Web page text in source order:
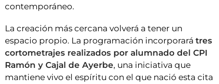
contemporáneo.
La creación más cercana volverá a tener un
espacio propio. La programación incorporará tres
cortometrajes realizados por alumnado del CPI
Ramón y Cajal de Ayerbe, una iniciativa que
mantiene vivo el espíritu con el que nació esta cita